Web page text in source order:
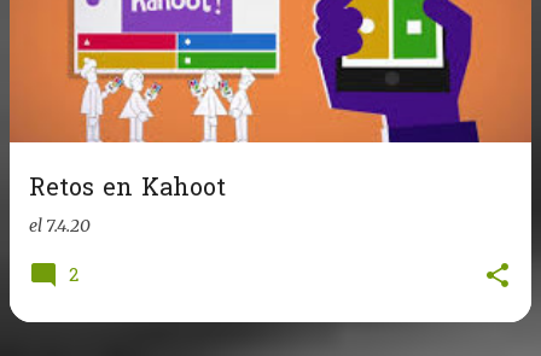
Retos en Kahoot
el 7.4.20
2